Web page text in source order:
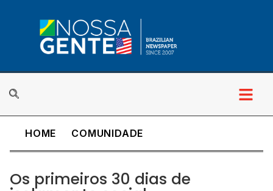
HOME COMUNIDADE
Os primeiros 30 dias de